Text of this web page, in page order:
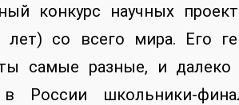
конкурс научных
лет) со всего мира. Его
самые разные, и
России школьники-